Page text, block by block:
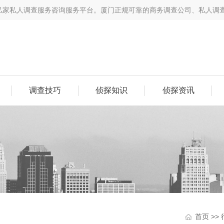
私人调查服务咨询服务平台。​厦门正规可靠的商务调查公司、私人
调查技巧 侦探知识 侦探资讯
首页 >>